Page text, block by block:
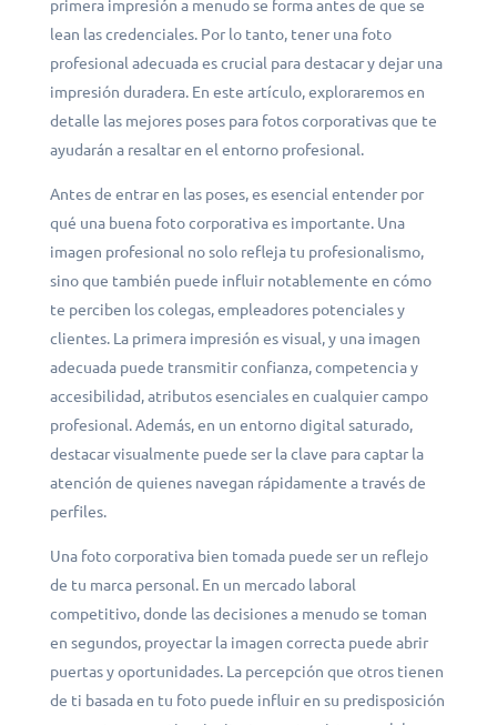
primera impresión a menudo se forma antes de que se
lean las credenciales. Por lo tanto, tener una foto
profesional adecuada es crucial para destacar y dejar una
impresión duradera. En este artículo, exploraremos en
detalle las mejores poses para fotos corporativas que te
ayudarán a resaltar en el entorno profesional.
Antes de entrar en las poses, es esencial entender por
qué una buena foto corporativa es importante. Una
imagen profesional no solo refleja tu profesionalismo,
sino que también puede influir notablemente en cómo
te perciben los colegas, empleadores potenciales y
clientes. La primera impresión es visual, y una imagen
adecuada puede transmitir confianza, competencia y
accesibilidad, atributos esenciales en cualquier campo
profesional. Además, en un entorno digital saturado,
destacar visualmente puede ser la clave para captar la
atención de quienes navegan rápidamente a través de
perfiles.
Una foto corporativa bien tomada puede ser un reflejo
de tu marca personal. En un mercado laboral
competitivo, donde las decisiones a menudo se toman
en segundos, proyectar la imagen correcta puede abrir
puertas y oportunidades. La percepción que otros tienen
de ti basada en tu foto puede influir en su predisposición